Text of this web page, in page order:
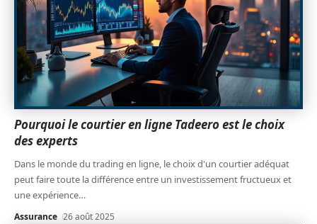
Pourquoi le courtier en ligne Tadeero est le choix
des experts
Dans le monde du trading en ligne, le choix d'un courtier adéquat
peut faire toute la différence entre un investissement fructueux et
une expérience…
Assurance 26 août 2025